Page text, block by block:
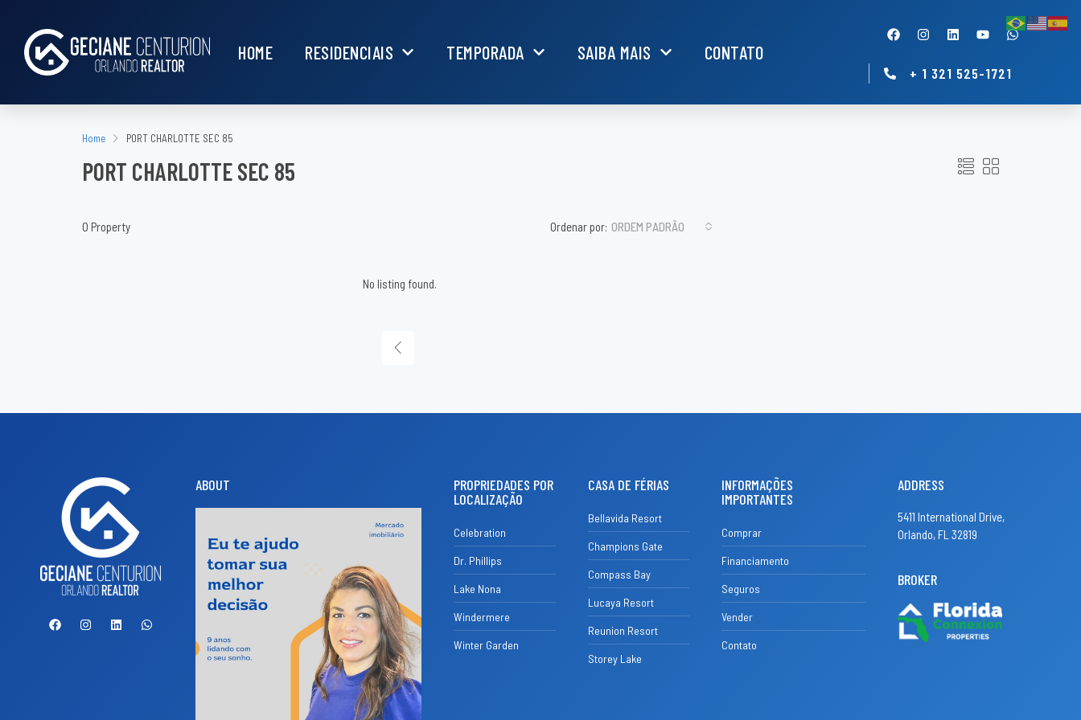
HOME RESIDENCIAIS TEMPORADA SAIBA MAIS CONTATO
+ 1 321 525-1721
Home PORT CHARLOTTE SEC 85
PORT CHARLOTTE SEC 85
0 Property Ordenar por: ORDEM PADRÃO
No listing found.
ABOUT
PROPRIEDADES POR
LOCALIZAÇÃO
Celebration
Dr. Phillips
Lake Nona
Windermere
Winter Garden
CASA DE FÉRIAS
Bellavida Resort
Champions Gate
Compass Bay
Lucaya Resort
Reunion Resort
Storey Lake
INFORMAÇÕES
IMPORTANTES
Comprar
Financiamento
Seguros
Vender
Contato
ADDRESS
5411 International Drive,
Orlando, FL 32819
BROKER